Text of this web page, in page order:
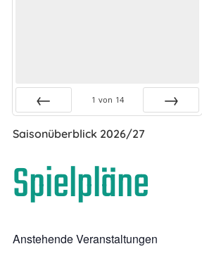
1 von 14
Saisonüberblick 2026/27
Spielpläne
Anstehende Veranstaltungen